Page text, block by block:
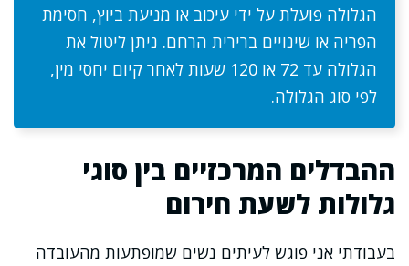
הגלולה פועלת על ידי עיכוב או מניעת ביוץ, חסימת
הפריה או שינויים ברירית הרחם. ניתן ליטול את
הגלולה עד 72 או 120 שעות לאחר קיום יחסי מין,
לפי סוג הגלולה.
ההבדלים המרכזיים בין סוגי
גלולות לשעת חירום
בעבודתי אני פוגש לעיתים נשים שמופתעות מהעובדה